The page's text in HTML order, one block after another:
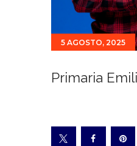
5 AGOSTO, 2025
Primaria